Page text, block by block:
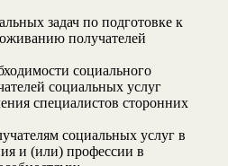
задач по подготовке к
получателей
социального
социальных услуг
специалистов сторонних
социальных услуг в
и (или) профессии в